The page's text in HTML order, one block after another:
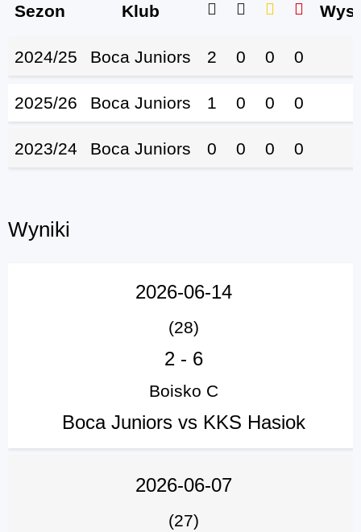
Sezon Klub
2024/25 Boca Juniors 2 0 0 0
2025/26 Boca Juniors 1 0 0 0
2023/24 Boca Juniors 0 0 0 0
Wyniki
2026-06-14
(28)
2- 6
Boisko C
Boca Juniors vs KKS Hasiok
2026-06-07
(27)